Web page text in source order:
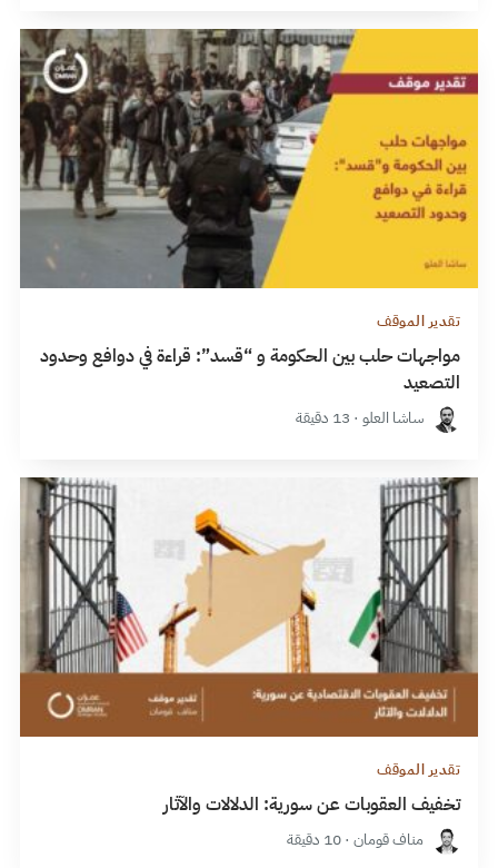
تقدير الموقف
مواجهات حلب بين الحكومة و “قسد”: قراءة في دوافع وحدود
التصعيد
ساشا العلو · 13 دقيقة
تقدير الموقف
تخفيف العقوبات عن سورية: الدلالات والآثار
مناف قومان · 10 دقيقة